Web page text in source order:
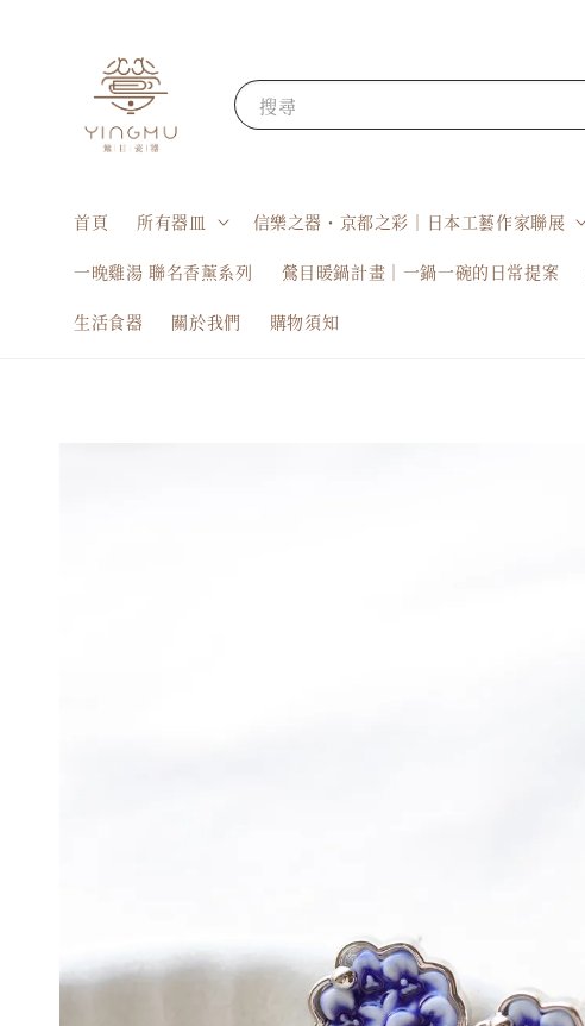
搜尋
首頁 所有器皿 信樂之器・京都之彩｜日本工藝作家聯展
一晚雞湯 聯名香薰系列 鶯目暖鍋計畫｜一鍋一碗的日常提案
生活食器 關於我們 購物須知